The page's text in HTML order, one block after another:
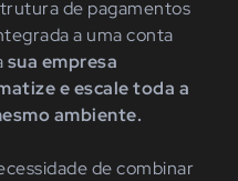
de pagamentos
a uma conta
sua empresa
e escale toda a
ambiente.
de combinar